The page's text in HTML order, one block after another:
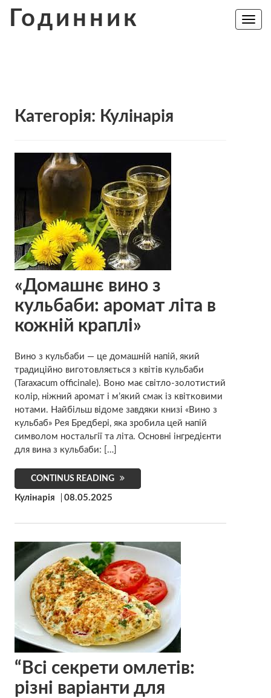
Годинник
Toggle
Категорія: Кулінарія
«Домашнє вино з
кульбаби: аромат літа в
кожній краплі»
Вино з кульбаби — це домашній напій, який
традиційно виготовляється з квітів кульбаби
(Taraxacum officinale). Воно має світло-золотистий
колір, ніжний аромат і м’який смак із квітковими
нотами. Найбільш відоме завдяки книзі «Вино з
кульбаб» Рея Бредбері, яка зробила цей напій
символом ностальгії та літа. Основні інгредієнти
для вина з кульбаби: […]
CONTINUS READING
Кулінарія 08.05.2025
“Всі секрети омлетів:
різні варіанти для